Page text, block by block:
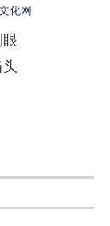
化网